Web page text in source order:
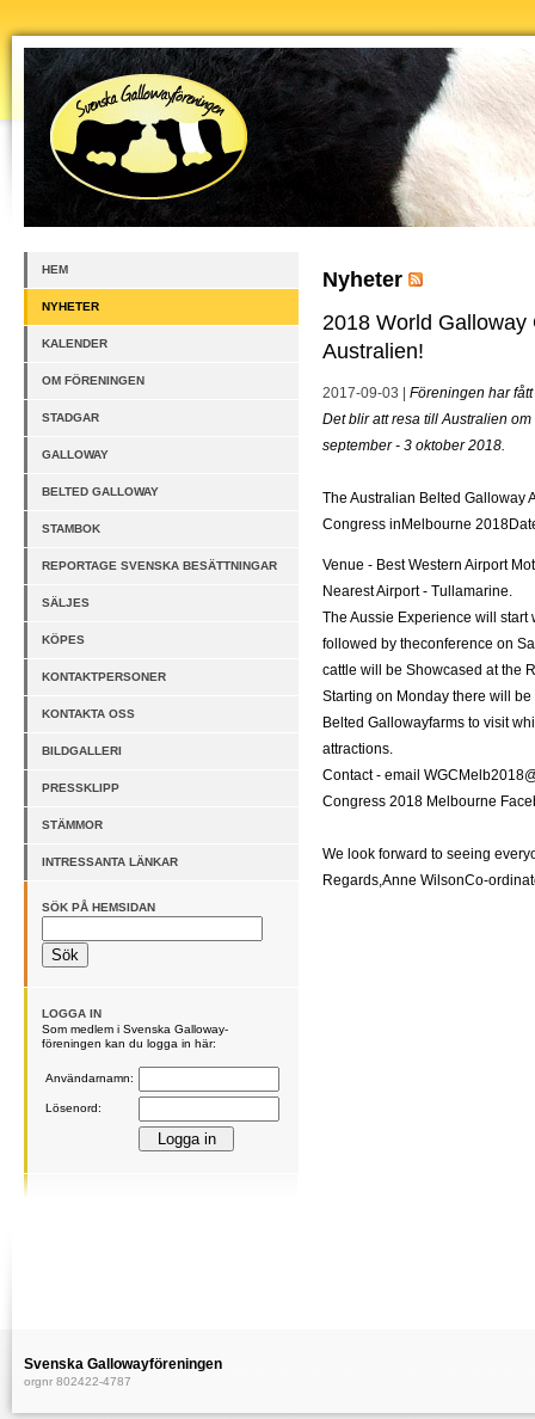
HEM
NYHETER
KALENDER
OM FÖRENINGEN
STADGAR
GALLOWAY
BELTED GALLOWAY
STAMBOK
REPORTAGE SVENSKA BESÄTTNINGAR
SÄLJES
KÖPES
KONTAKTPERSONER
KONTAKTA OSS
BILDGALLERI
PRESSKLIPP
STÄMMOR
INTRESSANTA LÄNKAR
SÖK PÅ HEMSIDAN
LOGGA IN
Som medlem i Svenska Galloway-
föreningen kan du logga in här:
Användarnamn:
Lösenord:
Nyheter
2018 World
Australien!
2017-09-03 |
Föreningen har
Det blir att resa till Australien
september - 3 oktober 2018.
The Australian Belted Galloway
Congress inMelbourne
Venue - Best Western Airport
Nearest Airport - Tullamarine.
The Aussie Experience will
followed by theconference on
cattle will be Showcased at the
Starting on Monday there will
Belted Gallowayfarms to visit
attractions.
Contact - email
Congress 2018 Melbourne
We look forward to seeing
Regards,Anne WilsonCo-
Svenska Gallowayföreningen
orgnr 802422-4787